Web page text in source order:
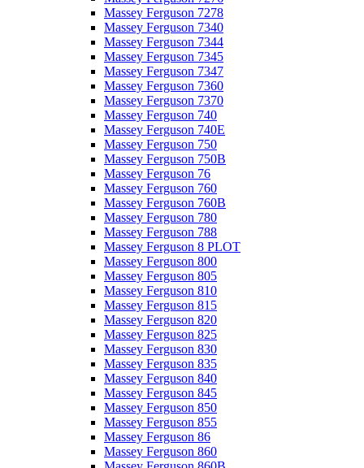
Massey Ferguson 7278
Massey Ferguson 7340
Massey Ferguson 7344
Massey Ferguson 7345
Massey Ferguson 7347
Massey Ferguson 7360
Massey Ferguson 7370
Massey Ferguson 740
Massey Ferguson 740E
Massey Ferguson 750
Massey Ferguson 750B
Massey Ferguson 76
Massey Ferguson 760
Massey Ferguson 760B
Massey Ferguson 780
Massey Ferguson 788
Massey Ferguson 8 PLOT
Massey Ferguson 800
Massey Ferguson 805
Massey Ferguson 810
Massey Ferguson 815
Massey Ferguson 820
Massey Ferguson 825
Massey Ferguson 830
Massey Ferguson 835
Massey Ferguson 840
Massey Ferguson 845
Massey Ferguson 850
Massey Ferguson 855
Massey Ferguson 86
Massey Ferguson 860